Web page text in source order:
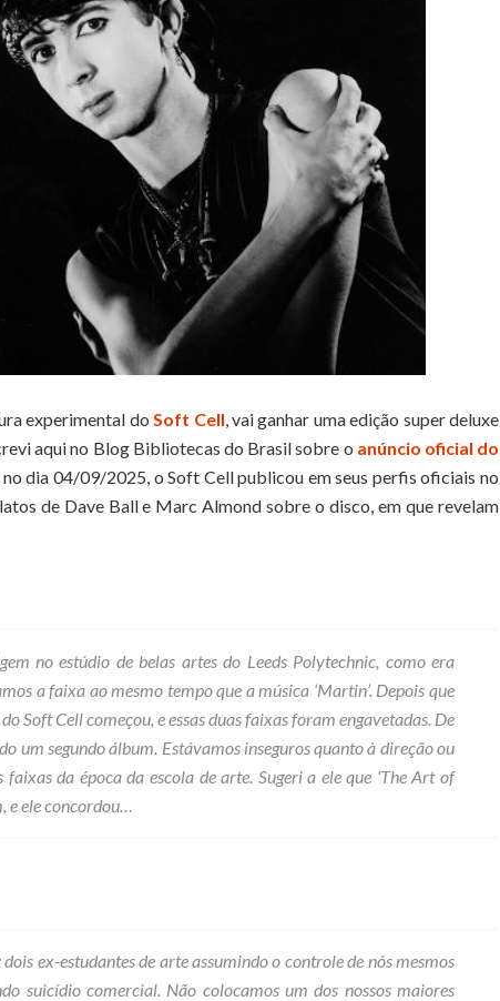
experimental doSoft Cell, vai ganhar uma edição super deluxe
aqui no Blog Bibliotecas do Brasil sobre o anúncio oficial do
no dia 04/09/2025, o Soft Cell publicou em seus perfis oficiais no
de Dave Ball e Marc Almond sobre o disco, em que revelam
no estúdio de belas artes do Leeds Polytechnic, como era
a faixa ao mesmo tempo que a música ‘Martin’. Depois que
Soft Cell começou, e essas duas faixas foram engavetadas. De
um segundo álbum. Estávamos inseguros quanto à direção ou
da época da escola de arte. Sugeri a ele que ‘The Art of
e ele concordou…
ex-estudantes de arte assumindo o controle de nós mesmos
suicídio comercial. Não colocamos um dos nossos maiores